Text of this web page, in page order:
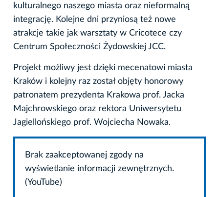
kulturalnego naszego miasta oraz nieformalną
integrację. Kolejne dni przyniosą też nowe
atrakcje takie jak warsztaty w Cricotece czy
Centrum Społeczności Żydowskiej JCC.
Projekt możliwy jest dzięki mecenatowi miasta
Kraków i kolejny raz został objęty honorowy
patronatem prezydenta Krakowa prof. Jacka
Majchrowskiego oraz rektora Uniwersytetu
Jagiellońskiego prof. Wojciecha Nowaka.
Brak zaakceptowanej zgody na
wyświetlanie informacji zewnętrznych.
(YouTube)